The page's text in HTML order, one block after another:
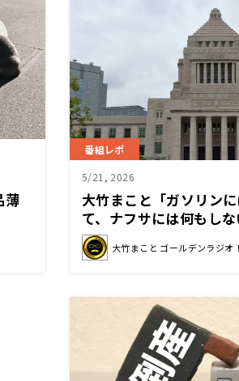
薄
番組レポ
5/21, 2026
大竹まこと「ガソリン
て、ナフサには何もしな
大竹まこと ゴールデンラジオ！